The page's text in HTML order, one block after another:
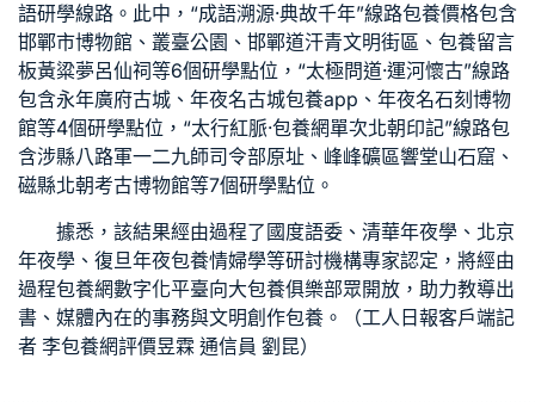
語研學線路。此中，“成語溯源·典故千年”線路包養價格包含
邯鄲市博物館、叢臺公園、邯鄲道汗青文明街區、 包養留言
板黃粱夢呂仙祠等6個研學點位，“太極問道·運河懷古”線路
包含永年廣府古城、年夜名古城包養app 、年夜名石刻博物
館等4個研學點位，“太行紅脈·包養網單次北朝印記”線路包
含涉縣八路軍一二九師司令部原址、峰峰礦區響堂山石窟、
磁縣北朝考古博物館等7個研學點位。
據悉，該結果經由過程了國度語委、清華年夜學、北京
年夜學、復旦年夜包養情婦學等研討機構專家認定，將經由
過程包養網數字化平臺向大包養俱樂部眾開放，助力教導出
書、媒體內在的事務與文明創作包養 。（工人日報客戶端記
者 李包養網評價昱霖 通信員 劉昆）